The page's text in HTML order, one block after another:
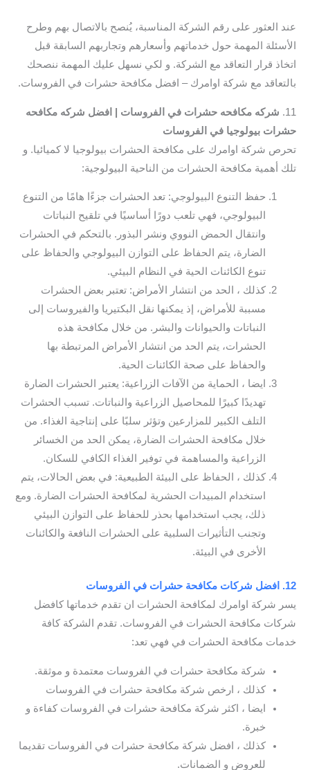
عند العثور على رقم الشركة المناسبة، يُنصح بالاتصال بهم وطرح
الأسئلة المهمة حول خدماتهم وأسعارهم وتجاربهم السابقة قبل
اتخاذ قرار التعاقد مع الشركة. و لكي نسهل عليك المهمة ننصحك
بالتعاقد مع شركة اوامرك – افضل مكافحة حشرات في الفروسات.
11.
شركه مكافحه حشرات في الفروسات | افضل شركه مكافحه
حشرات بيولوجيا في الفروسات
تحرص شركة اوامرك على مكافحة الحشرات بيولوجيا لا كميائيا. و
تلك أهمية مكافحة الحشرات من الناحية البيولوجية:
حفظ التنوع البيولوجي: تعد الحشرات جزءًا هامًا من التنوع
البيولوجي، فهي تلعب دورًا أساسيًا في تلقيح النباتات
وانتقال الحمض النووي ونشر البذور. بالتحكم في الحشرات
الضارة، يتم الحفاظ على التوازن البيولوجي والحفاظ على
تنوع الكائنات الحية في النظام البيئي.
كذلك ، الحد من انتشار الأمراض: تعتبر بعض الحشرات
مسببة للأمراض، إذ يمكنها نقل البكتيريا والفيروسات إلى
النباتات والحيوانات والبشر. من خلال مكافحة هذه
الحشرات، يتم الحد من انتشار الأمراض المرتبطة بها
والحفاظ على صحة الكائنات الحية.
ايضا ، الحماية من الآفات الزراعية: يعتبر الحشرات الضارة
تهديدًا كبيرًا للمحاصيل الزراعية والنباتات. تسبب الحشرات
التلف الكبير للمزارعين وتؤثر سلبًا على إنتاجية الغذاء. من
خلال مكافحة الحشرات الضارة، يمكن الحد من الخسائر
الزراعية والمساهمة في توفير الغذاء الكافي للسكان.
كذلك ، الحفاظ على البيئة الطبيعية: في بعض الحالات، يتم
استخدام المبيدات الحشرية لمكافحة الحشرات الضارة. ومع
ذلك، يجب استخدامها بحذر للحفاظ على التوازن البيئي
وتجنب التأثيرات السلبية على الحشرات النافعة والكائنات
الأخرى في البيئة.
12. افضل شركات مكافحة حشرات في الفروسات
يسر شركة اوامرك لمكافحة الحشرات ان تقدم خدماتها كافضل
شركات مكافحة الحشرات في الفروسات. تقدم الشركة كافة
خدمات مكافحة الحشرات في فهي تعد:
شركة مكافحة حشرات في الفروسات معتمدة و موثقة.
كذلك ، ارخص شركة مكافحة حشرات في الفروسات
ايضا ، اكثر شركة مكافحة حشرات في الفروسات كفاءة و
خبرة.
كذلك ، افضل شركة مكافحة حشرات في الفروسات تقديما
للعروض و الضمانات.